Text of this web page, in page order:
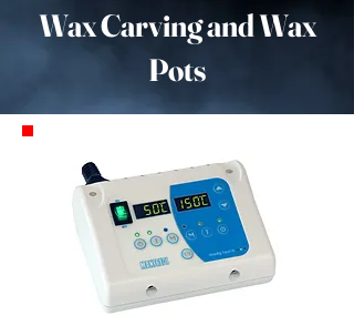
Wax Carving and Wax
Pots